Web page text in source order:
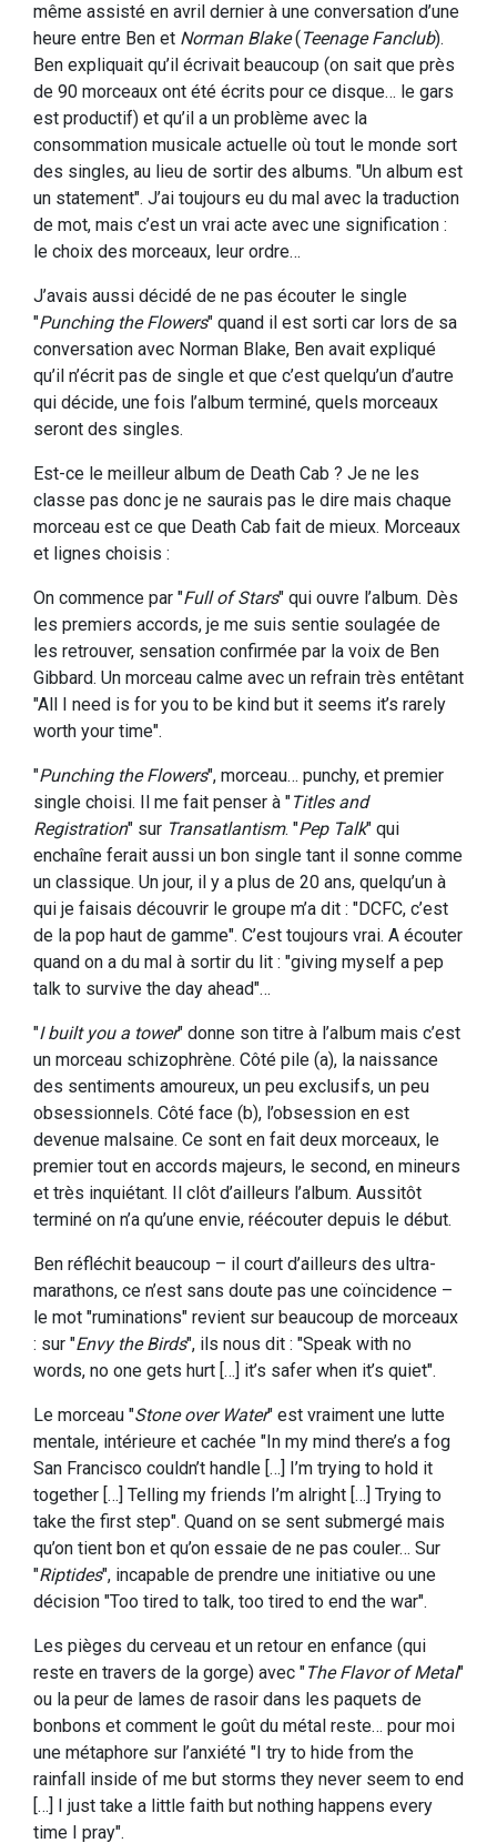
même assisté en avril dernier à une conversation d’une
heure entre Ben et Norman Blake(Teenage Fanclub).
Ben expliquait qu’il écrivait beaucoup (on sait que près
de 90 morceaux ont été écrits pour ce disque… le gars
est productif) et qu’il a un problème avec la
consommation musicale actuelle où tout le monde sort
des singles, au lieu de sortir des albums. "Un album est
un statement". J’ai toujours eu du mal avec la traduction
de mot, mais c’est un vrai acte avec une signification :
le choix des morceaux, leur ordre…
J’avais aussi décidé de ne pas écouter le single
"Punching the Flowers" quand il est sorti car lors de sa
conversation avec Norman Blake, Ben avait expliqué
qu’il n’écrit pas de single et que c’est quelqu’un d’autre
qui décide, une fois l’album terminé, quels morceaux
seront des singles.
Est-ce le meilleur album de Death Cab ? Je ne les
classe pas donc je ne saurais pas le dire mais chaque
morceau est ce que Death Cab fait de mieux. Morceaux
et lignes choisis :
On commence par "Full of Stars" qui ouvre l’album. Dès
les premiers accords, je me suis sentie soulagée de
les retrouver, sensation confirmée par la voix de Ben
Gibbard. Un morceau calme avec un refrain très entêtant
"All I need is for you to be kind but it seems it’s rarely
worth your time".
"Punching the Flowers", morceau… punchy, et premier
single choisi. Il me fait penser à "Titles and
Registration" sur Transatlantism. "Pep Talk" qui
enchaîne ferait aussi un bon single tant il sonne comme
un classique. Un jour, il y a plus de 20 ans, quelqu’un à
qui je faisais découvrir le groupe m’a dit : "DCFC, c’est
de la pop haut de gamme". C’est toujours vrai. A écouter
quand on a du mal à sortir du lit : "giving myself a pep
talk to survive the day ahead"…
"I built you a tower" donne son titre à l’album mais c’est
un morceau schizophrène. Côté pile (a), la naissance
des sentiments amoureux, un peu exclusifs, un peu
obsessionnels. Côté face (b), l’obsession en est
devenue malsaine. Ce sont en fait deux morceaux, le
premier tout en accords majeurs, le second, en mineurs
et très inquiétant. Il clôt d’ailleurs l’album. Aussitôt
terminé on n’a qu’une envie, réécouter depuis le début.
Ben réfléchit beaucoup – il court d’ailleurs des ultra-
marathons, ce n’est sans doute pas une coïncidence –
le mot "ruminations" revient sur beaucoup de morceaux
: sur "Envy the Birds", ils nous dit : "Speak with no
words, no one gets hurt […] it’s safer when it’s quiet".
Le morceau "Stone over Water" est vraiment une lutte
mentale, intérieure et cachée "In my mind there’s a fog
San Francisco couldn’t handle […] I’m trying to hold it
together […] Telling my friends I’m alright […] Trying to
take the first step". Quand on se sent submergé mais
qu’on tient bon et qu’on essaie de ne pas couler… Sur
"Riptides", incapable de prendre une initiative ou une
décision "Too tired to talk, too tired to end the war".
Les pièges du cerveau et un retour en enfance (qui
reste en travers de la gorge) avec "The Flavor of Metal"
ou la peur de lames de rasoir dans les paquets de
bonbons et comment le goût du métal reste… pour moi
une métaphore sur l’anxiété "I try to hide from the
rainfall inside of me but storms they never seem to end
[…] I just take a little faith but nothing happens every
time I pray".